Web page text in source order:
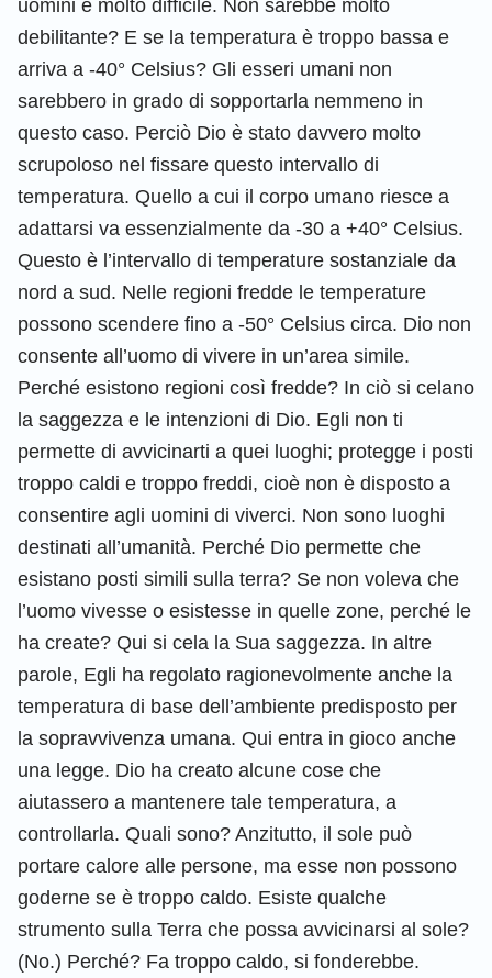
uomini è molto difficile. Non sarebbe molto
debilitante? E se la temperatura è troppo bassa e
arriva a -40° Celsius? Gli esseri umani non
sarebbero in grado di sopportarla nemmeno in
questo caso. Perciò Dio è stato davvero molto
scrupoloso nel fissare questo intervallo di
temperatura. Quello a cui il corpo umano riesce a
adattarsi va essenzialmente da -30 a +40° Celsius.
Questo è l’intervallo di temperature sostanziale da
nord a sud. Nelle regioni fredde le temperature
possono scendere fino a -50° Celsius circa. Dio non
consente all’uomo di vivere in un’area simile.
Perché esistono regioni così fredde? In ciò si celano
la saggezza e le intenzioni di Dio. Egli non ti
permette di avvicinarti a quei luoghi; protegge i posti
troppo caldi e troppo freddi, cioè non è disposto a
consentire agli uomini di viverci. Non sono luoghi
destinati all’umanità. Perché Dio permette che
esistano posti simili sulla terra? Se non voleva che
l’uomo vivesse o esistesse in quelle zone, perché le
ha create? Qui si cela la Sua saggezza. In altre
parole, Egli ha regolato ragionevolmente anche la
temperatura di base dell’ambiente predisposto per
la sopravvivenza umana. Qui entra in gioco anche
una legge. Dio ha creato alcune cose che
aiutassero a mantenere tale temperatura, a
controllarla. Quali sono? Anzitutto, il sole può
portare calore alle persone, ma esse non possono
goderne se è troppo caldo. Esiste qualche
strumento sulla Terra che possa avvicinarsi al sole?
(No.) Perché? Fa troppo caldo, si fonderebbe.